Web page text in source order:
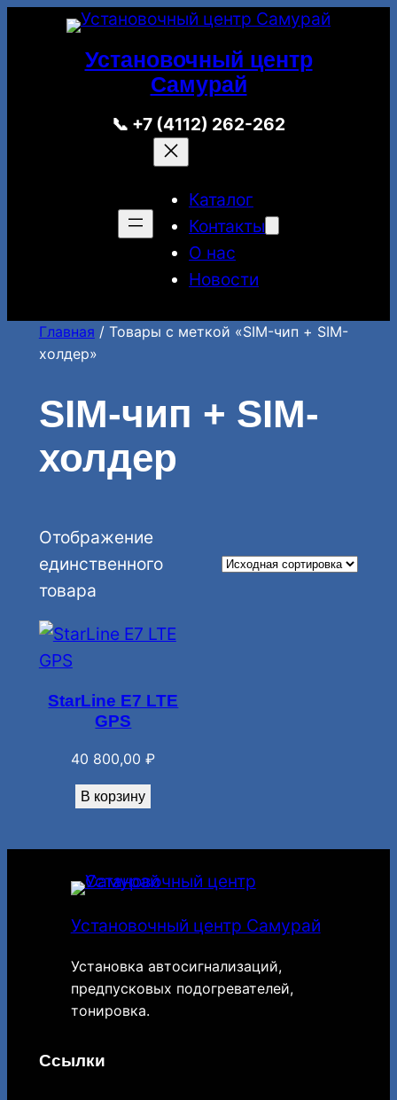
Перейти
содержимому
Установочный центр
Самурай
📞 +7 (4112) 262-262
Каталог
Контакты
О нас
Новости
Главная / Товары с меткой «SIM-чип + SIM-
холдер»
SIM-чип + SIM-
холдер
Отображение
единственного
товара
StarLine E7 LTE
GPS
40 800,00₽
В корзину
Установочный центр Самурай
Установка автосигнализаций,
предпусковых подогревателей,
тонировка.
Ссылки